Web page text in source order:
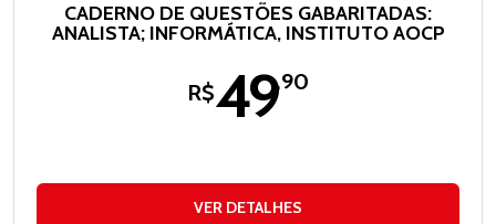
CADERNO DE QUESTÕES GABARITADAS:
ANALISTA; INFORMÁTICA, INSTITUTO AOCP
R$49,90
VER DETALHES